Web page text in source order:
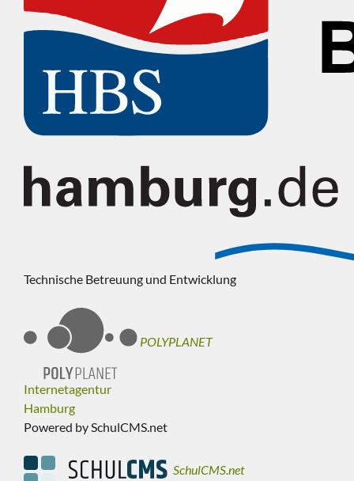
Technische Betreuung und Entwicklung
POLYPLANET
Internetagentur
Hamburg
Powered by SchulCMS.net
SchulCMS.net